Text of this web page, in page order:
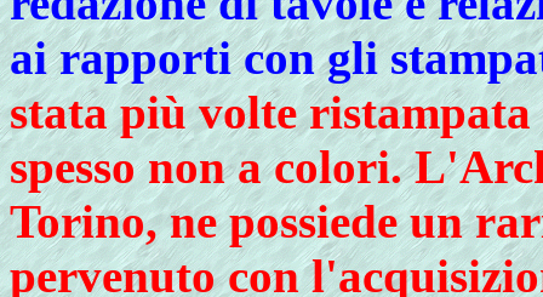
ai rapporti con gli
stata più volte ristampata
spesso non a colori.
Torino, ne possiede un
pervenuto con